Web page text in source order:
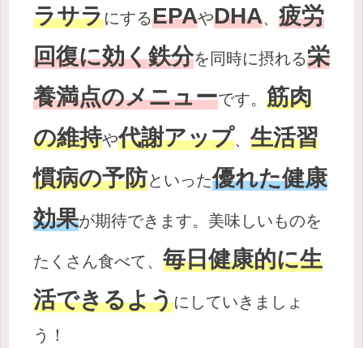
ラサラにするEPAやDHA、 疲労
回復に効く鉄分を同時に摂れる栄
養満点のメニューです。 筋肉
の維持や代謝アップ、 生活習
慣病の予防といった優れた健康
効果が期待できます。美味しいものを
たくさん食べて、 毎日健康的に生
活できるようにしていきましょ
う！